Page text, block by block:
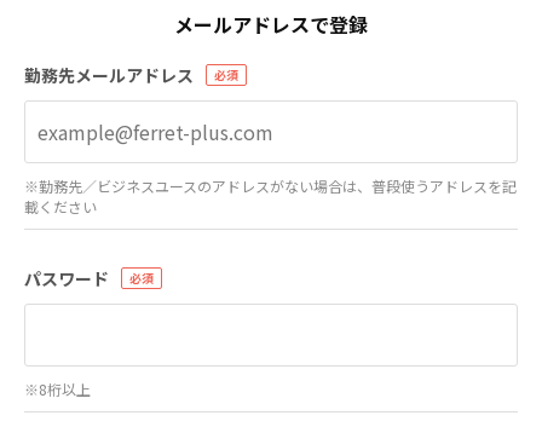
メールアドレスで登録
勤務先メールアドレス
※勤務先／ビジネスユースのアドレスがない場合は、普段使うアドレスを記
載ください
パスワード
※8桁以上